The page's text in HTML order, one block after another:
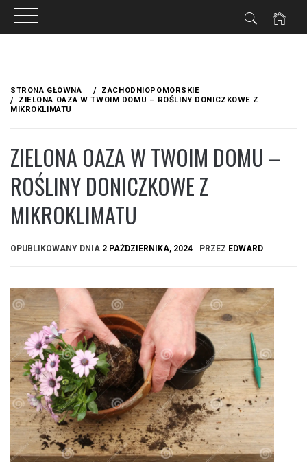
treści
STRONA GŁÓWNA
ZACHODNIOPOMORSKIE
ZIELONA OAZA W TWOIM DOMU – ROŚLINY DONICZKOWE Z
MIKROKLIMATU
ZIELONA OAZA W TWOIM DOMU –
ROŚLINY DONICZKOWE Z
MIKROKLIMATU
OPUBLIKOWANY DNIA 2 PAŹDZIERNIKA, 2024 PRZEZ EDWARD